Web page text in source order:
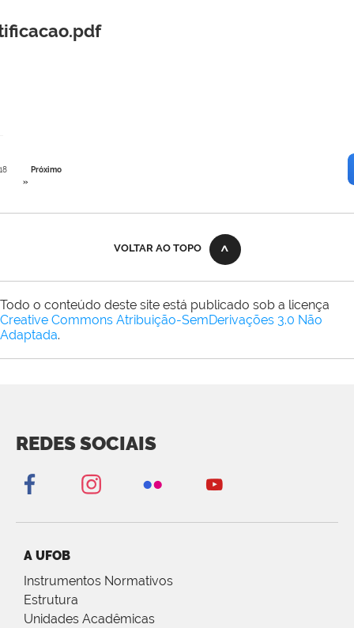
Próximo
»
VOLTAR AO TOPO
Todo o conteúdo deste site está publicado sob a licença
Creative Commons Atribuição-SemDerivações 3.0 Não
Adaptada.
REDES SOCIAIS
A UFOB
Instrumentos Normativos
Estrutura
Unidades Acadêmicas